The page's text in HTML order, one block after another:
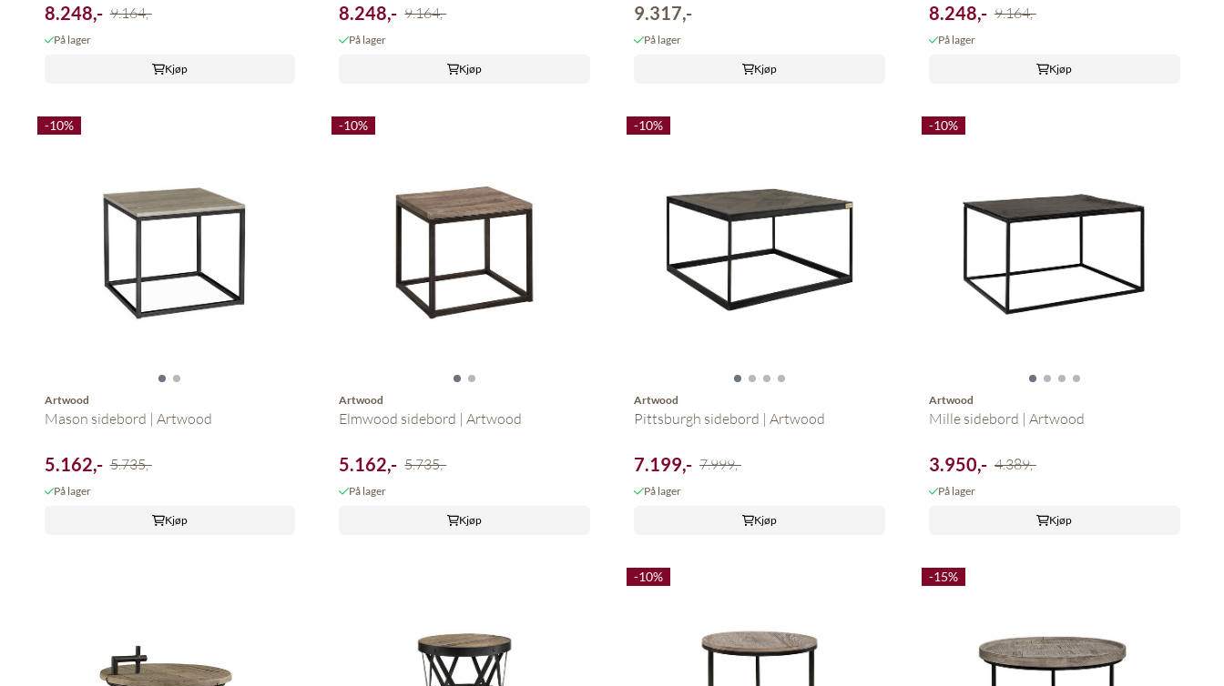
8.248,- 9.164,-
På lager
Kjøp
8.248,- 9.164,-
På lager
Kjøp
9.317,-
På lager
Kjøp
8.248,- 9.164,-
På lager
Kjøp
-10%
Artwood
Mason sidebord | Artwood
5.162,- 5.735,-
På lager
Kjøp
-10%
Artwood
Elmwood sidebord | Artwood
5.162,- 5.735,-
På lager
Kjøp
-10%
Artwood
Pittsburgh sidebord | Artwood
7.199,- 7.999,-
På lager
Kjøp
-10%
Artwood
Mille sidebord | Artwood
3.950,- 4.389,-
På lager
Kjøp
-10% -15%